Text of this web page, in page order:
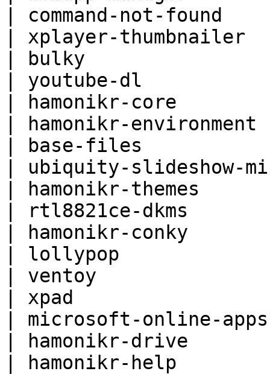
| command-not-found
| xplayer-
| bulky
| youtube-dl
| hamonikr-core
| hamonikr-
| base-files
| ubiquity-slideshow-
| hamonikr-themes
| rtl8821ce-dkms
| hamonikr-conky
| lollypop
| ventoy
| xpad
| microsoft-online-
| hamonikr-drive
| hamonikr-help